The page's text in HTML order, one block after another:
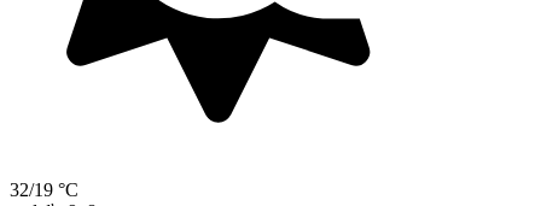
32/19 °C